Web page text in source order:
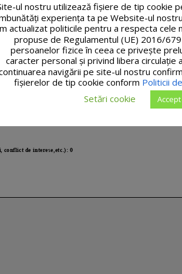
ul nostru utilizează fişiere de tip cookie
experiența ta pe Website-ul
actualizat politicile pentru a respecta cele
propuse de Regulamentul (UE) 2016/
persoanelor fizice în ceea ce privește
caracter personal și privind libera circulație
navigării pe site-ul nostru
fişierelor de tip cookie conform Politicii
Setări cookie
Accept